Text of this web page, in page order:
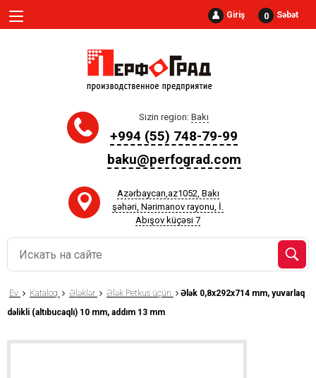
Giriş 0 Səbət
Sizin region: Bakı
+994 (55) 748-79-99
baku@perfograd.com
Azərbaycan,az1052, Bakı
şəhəri, Nərimanov rayonu, İ.
Abışov küçəsi 7
Ev Kataloq Ələklər Ələk Petkus üçün
Ələk 0,8x292x714 mm, yuvarlaq
dəlikli (altıbucaqlı) 10 mm, addım 13 mm